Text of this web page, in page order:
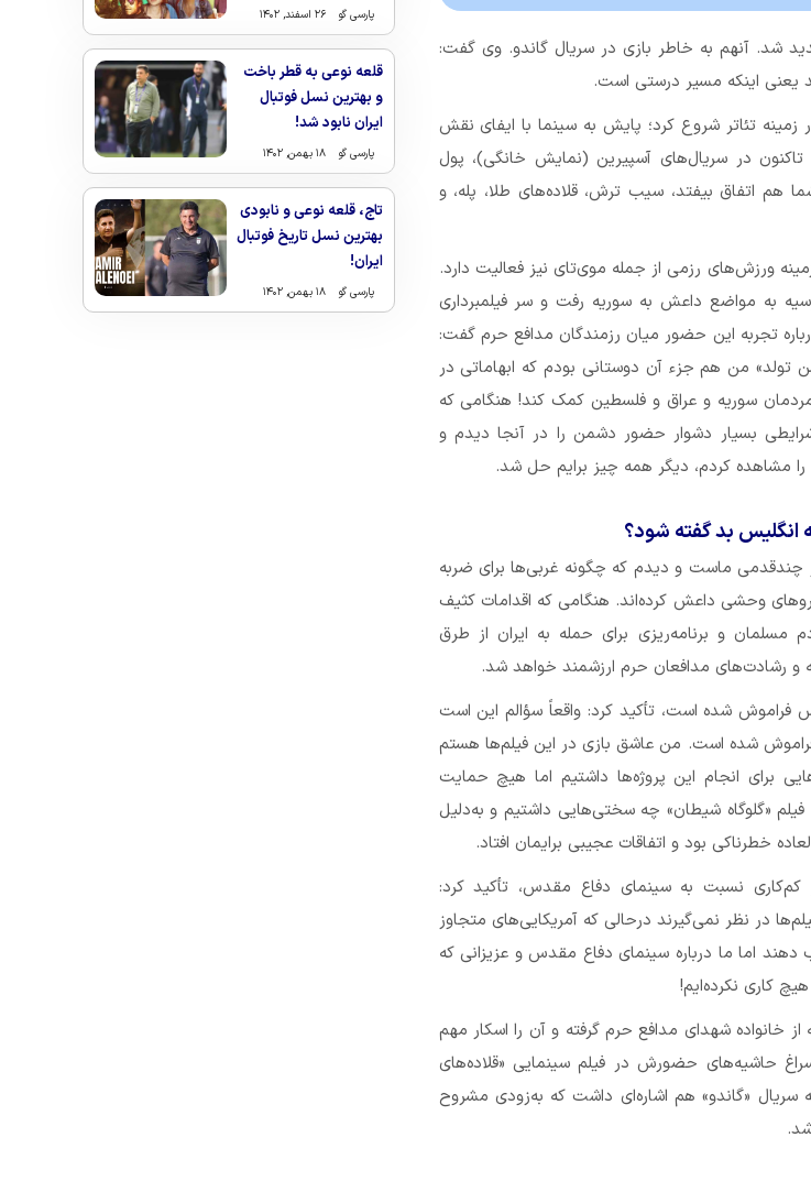
شد. آنهم به خاطر بازی در سریال گاندو. وی گفت:
یعنی اینکه مسیر درستی است.
خودش را در زمینه تئاتر شروع کرد؛ پایش به سینما با ایفای نقش
در سریال‌های آسپیرین (نمایش خانگی)، پول
هم اتفاق بیفتد، سیب ترش، قلاده‌های طلا، پله، و
ورزش‌های رزمی از جمله موی‌تای نیز فعالیت دارد.
به مواضع داعش به سوریه رفت و سر فیلمبرداری
تجربه این حضور میان رزمندگان مدافع حرم گفت:
تولد» من هم جزء آن دوستانی بودم که ابهاماتی در
سوریه و عراق و فلسطین کمک کند! هنگامی که
بسیار دشوار حضور دشمن را در آنجا دیدم و
مشاهده کردم، دیگر همه چیز برایم حل شد.
انگلیس بد گفته شود؟
چندقدمی ماست و دیدم که چگونه غربی‌ها برای ضربه
وحشی داعش کرده‌اند. هنگامی که اقدامات کثیف
و برنامه‌ریزی برای حمله به ایران از طرق
رشادت‌های مدافعان حرم ارزشمند خواهد شد.
فراموش شده است، تأکید کرد: واقعاً سؤالم این است
شده است. من عاشق بازی در این فیلم‌ها هستم
برای انجام این پروژه‌ها داشتیم اما هیچ حمایت
«گلوگاه شیطان» چه سختی‌هایی داشتیم و به‌دلیل
خطرناکی بود و اتفاقات عجیبی برایمان افتاد.
از کم‌کاری نسبت به سینمای دفاع مقدس، تأکید کرد:
در نظر نمی‌گیرند درحالی که آمریکایی‌های متجاوز
اما ما درباره سینمای دفاع مقدس و عزیزانی که
کاری نکرده‌ایم!
خانواده شهدای مدافع حرم گرفته و آن را اسکار مهم
حاشیه‌های حضورش در فیلم سینمایی «قلاده‌های
سریال «گاندو» هم اشاره‌ای داشت که به‌زودی مشروح
پارسی گو ۲۶ اسفند, ۱۴۰۲
قلعه نوعی به قطر باخت
و بهترین نسل فوتبال
ایران نابود شد!
پارسی گو ۱۸ بهمن, ۱۴۰۲
تاج، قلعه نوعی و نابودی
بهترین نسل تاریخ فوتبال
ایران!
پارسی گو ۱۸ بهمن, ۱۴۰۲